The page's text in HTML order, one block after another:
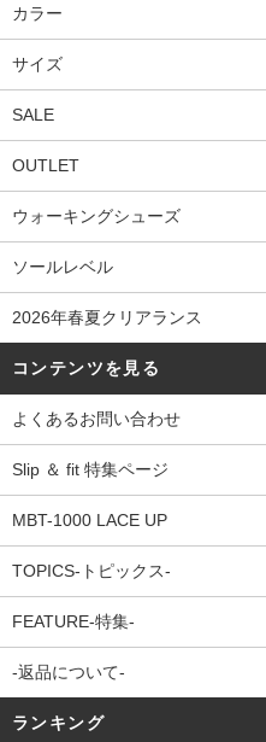
カラー
サイズ
SALE
OUTLET
ウォーキングシューズ
ソールレベル
2026年春夏クリアランス
コンテンツを見る
よくあるお問い合わせ
Slip ＆ fit 特集ページ
MBT-1000 LACE UP
TOPICS-トピックス-
FEATURE-特集-
-返品について-
ランキング